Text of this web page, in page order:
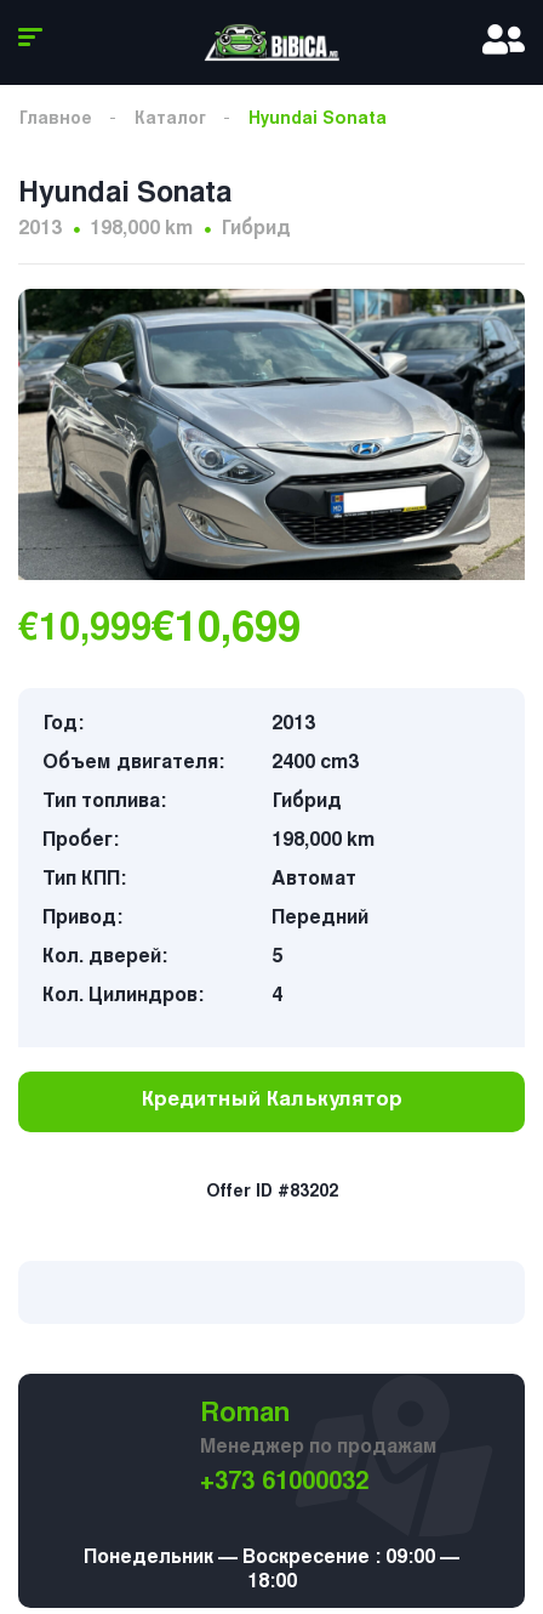
Главное Каталог Hyundai Sonata
Hyundai Sonata
2013 198,000 km Гибрид
€10,999€10,699
Год:
2013
Объем двигателя:
2400 cm3
Тип топлива:
Гибрид
Пробег:
198,000 km
Тип КПП:
Автомат
Привод:
Передний
Кол. дверей:
5
Кол. Цилиндров:
4
Кредитный Калькулятор
Offer ID #83202
Roman
Менеджер по продажам
+373 61000032
Понедельник — Воскресение : 09:00 —
18:00